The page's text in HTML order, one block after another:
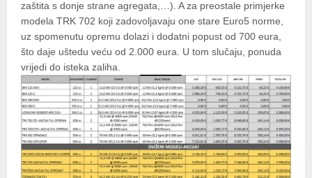
zaštita s donje strane agregata,…). A za preostale primjerke
modela TRK 702 koji zadovoljavaju one stare Euro5 norme,
uz spomenutu opremu dolazi i dodatni popust od 700 eura,
što daje uštedu veću od 2.000 eura. U tom slučaju, ponuda
vrijedi do isteka zaliha.